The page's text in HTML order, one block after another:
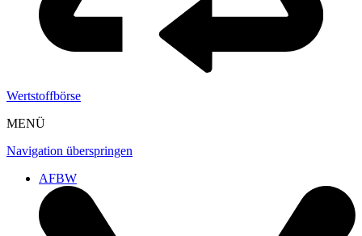
Wertstoffbörse
MENÜ
Navigation überspringen
AFBW